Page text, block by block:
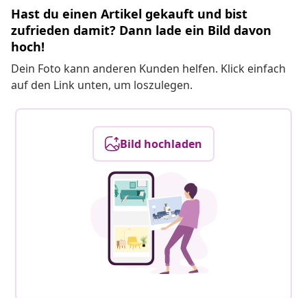
Hast du einen Artikel gekauft und bist
zufrieden damit? Dann lade ein Bild davon
hoch!
Dein Foto kann anderen Kunden helfen. Klick einfach
auf den Link unten, um loszulegen.
Bild hochladen